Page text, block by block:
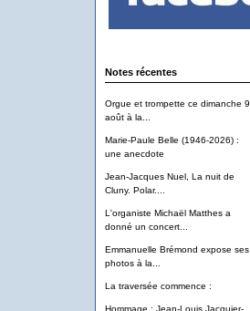
Notes récentes
Orgue et trompette ce dimanche 9
août à la...
Marie-Paule Belle (1946-2026) :
une anecdote
Jean-Jacques Nuel, La nuit de
Cluny. Polar....
L'organiste Michaël Matthes a
donné un concert...
Emmanuelle Brémond expose ses
photos à la...
La traversée commence :
Hommage : Jean-Louis Jacquier-